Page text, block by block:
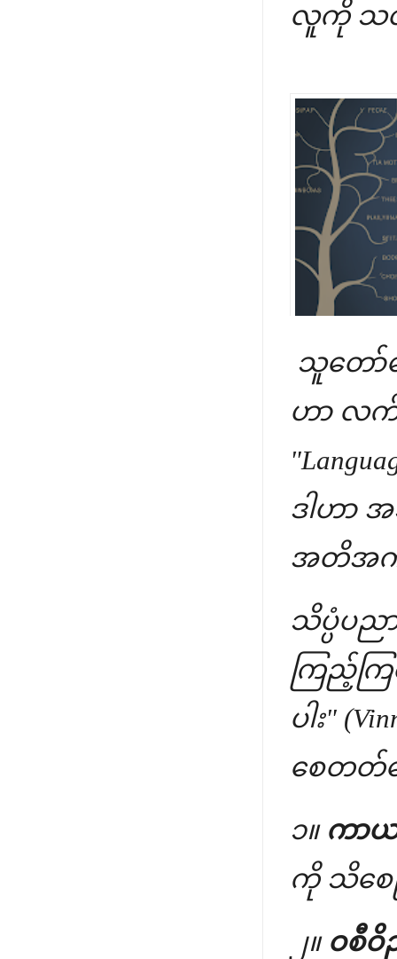
လူကို သတ
သူတော်
ဟာ လ
ဒါဟာ အ
အတိအက
သိပ္ပံပ
ကြည့်ကြ
ပါး"
စေတတ်သ
၁။ ကာယ
ကို သိစေခြ
၂။ ဝစီဝိ